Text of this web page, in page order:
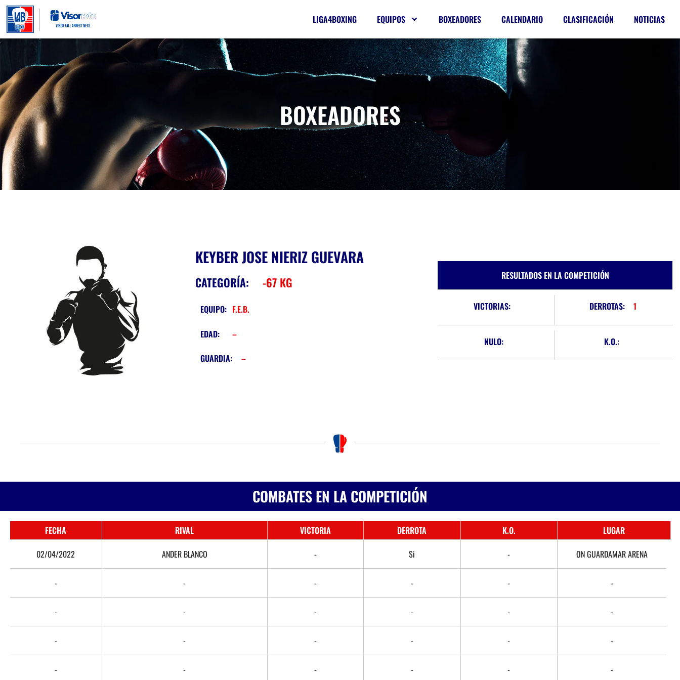
LIGA4BOXING EQUIPOS BOXEADORES CALENDARIO CLASIFICACIÓN NOTICIAS
BOXEADORES
KEYBER JOSE NIERIZ GUEVARA
CATEGORÍA: -67 KG
EQUIPO: F.E.B.
EDAD: –
GUARDIA: –
RESULTADOS EN LA COMPETICIÓN
VICTORIAS: DERROTAS: 1
NULO: K.O.:
COMBATES EN LA COMPETICIÓN
FECHA RIVAL VICTORIA DERROTA K.O.
LUGAR
02/04/2022
ANDER BLANCO - Si - ON GUARDAMAR ARENA
- - - - - -
- - - - - -
- - - - - -
- - - - - -